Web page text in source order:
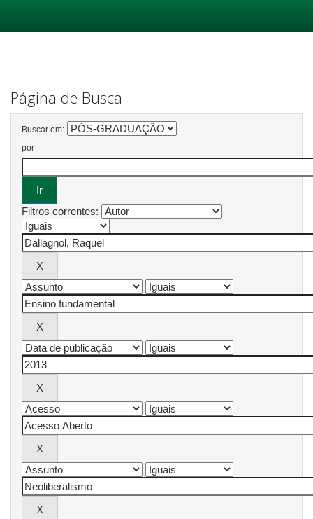
Página de Busca
Buscar em:
por
Filtros correntes: